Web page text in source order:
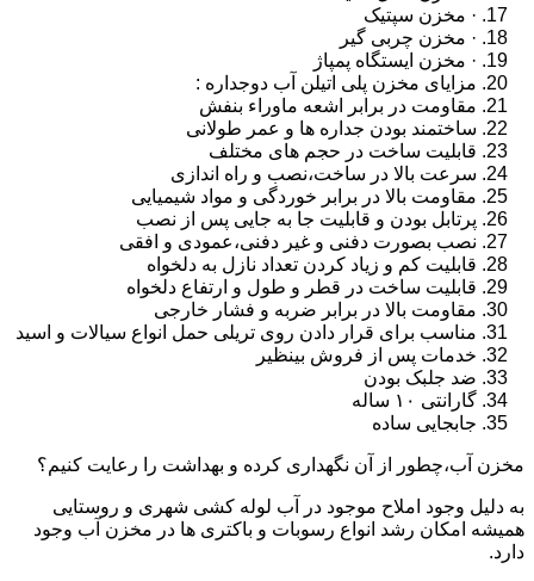
· مخزن سپتیک
· مخزن چربی گیر
· مخزن ایستگاه پمپاژ
مزایای مخزن پلی اتیلن آب دوجداره :
مقاومت در برابر اشعه ماوراء بنفش
ساختمند بودن جداره ها و عمر طولانی
قابلیت ساخت در حجم های مختلف
سرعت بالا در ساخت،نصب و راه اندازی
مقاومت بالا در برابر خوردگی و مواد شیمیایی
پرتابل بودن و قابلیت جا به جایی پس از نصب
نصب بصورت دفنی و غیر دفنی،عمودی و افقی
قابلیت کم و زیاد کردن تعداد نازل به دلخواه
قابلیت ساخت در قطر و طول و ارتفاع دلخواه
مقاومت بالا در برابر ضربه و فشار خارجی
مناسب برای قرار دادن روی تریلی حمل انواع سیالات و اسید
خدمات پس از فروش بینظیر
ضد جلبک بودن
گارانتی ۱۰ ساله
جابجایی ساده
مخزن آب،چطور از آن نگهداری کرده و بهداشت را رعایت کنیم؟
به دلیل وجود املاح موجود در آب لوله کشی شهری و روستایی
همیشه امکان رشد انواع رسوبات و باکتری ها در مخزن آب وجود
دارد.